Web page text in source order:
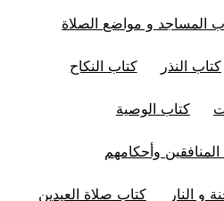
المساجد و مواضع الصلاة
كتاب النذر كتاب النكاح
كتاب الوصية
وأحكامهم
و النار كتاب صلاة العيدين